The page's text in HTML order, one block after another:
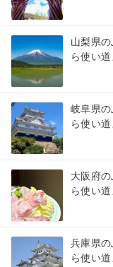
山梨県
ら使い道
岐阜県
ら使い道
大阪府
ら使い道
兵庫県
ら使い道